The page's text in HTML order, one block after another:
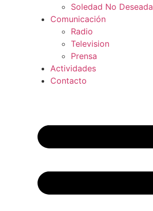
Soledad No Deseada
Comunicación
Radio
Television
Prensa
Actividades
Contacto